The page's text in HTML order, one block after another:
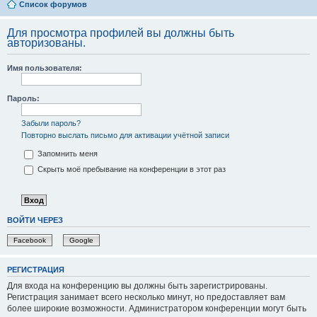
Список форумов
Для просмотра профилей вы должны быть
авторизованы.
Имя пользователя:
Пароль:
Забыли пароль?
Повторно выслать письмо для активации учётной записи
Запомнить меня
Скрыть моё пребывание на конференции в этот раз
ВОЙТИ ЧЕРЕЗ
Facebook Google
РЕГИСТРАЦИЯ
Для входа на конференцию вы должны быть зарегистрированы.
Регистрация занимает всего несколько минут, но предоставляет вам
более широкие возможности. Администратором конференции могут быть